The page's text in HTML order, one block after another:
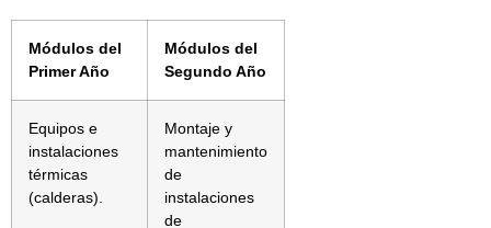
Módulos del
Primer Año
Módulos del
Segundo Año
Equipos e
instalaciones
térmicas
(calderas).
Montaje y
mantenimiento
de
instalaciones
de